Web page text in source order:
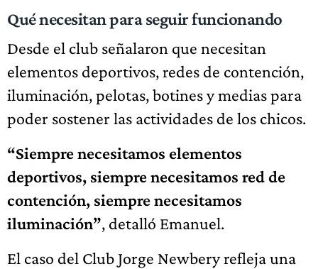
Qué necesitan para seguir funcionando
Desde el club señalaron que necesitan
elementos deportivos, redes de contención,
iluminación, pelotas, botines y medias para
poder sostener las actividades de los chicos.
“Siempre necesitamos elementos
deportivos, siempre necesitamos red de
contención, siempre necesitamos
iluminación”, detalló Emanuel.
El caso del Club Jorge Newbery refleja una